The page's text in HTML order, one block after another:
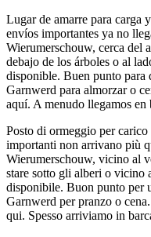
Lugar de amarre para carga
envíos importantes ya no
Wierumerschouw, cerca del
debajo de los árboles o al
disponible. Buen punto para
Garnwerd para almorzar o
aquí. A menudo llegamos en
Posto di ormeggio per
importanti non arrivano più
Wierumerschouw, vicino al
stare sotto gli alberi o vicino
disponibile. Buon punto per
Garnwerd per pranzo o
qui. Spesso arriviamo in